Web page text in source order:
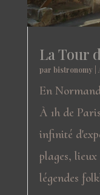
La Tour
par bistronomy|
En
À 1h de
infinité
plages,
légendes